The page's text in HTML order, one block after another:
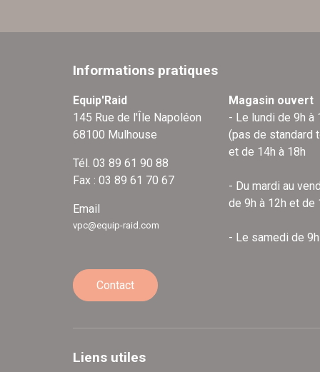
Informations pratiques
Equip'Raid
145 Rue de l'Île Napoléon
68100 Mulhouse
Tél. 03 89 61 90 88
Fax : 03 89 61 70 67
Email
vpc@equip-raid.com
Magasin ouvert
- Le lundi de 9h à
(pas de standard
et de 14h à 18h
- Du mardi au
de 9h à 12h et de
- Le samedi de
Contact
Liens utiles